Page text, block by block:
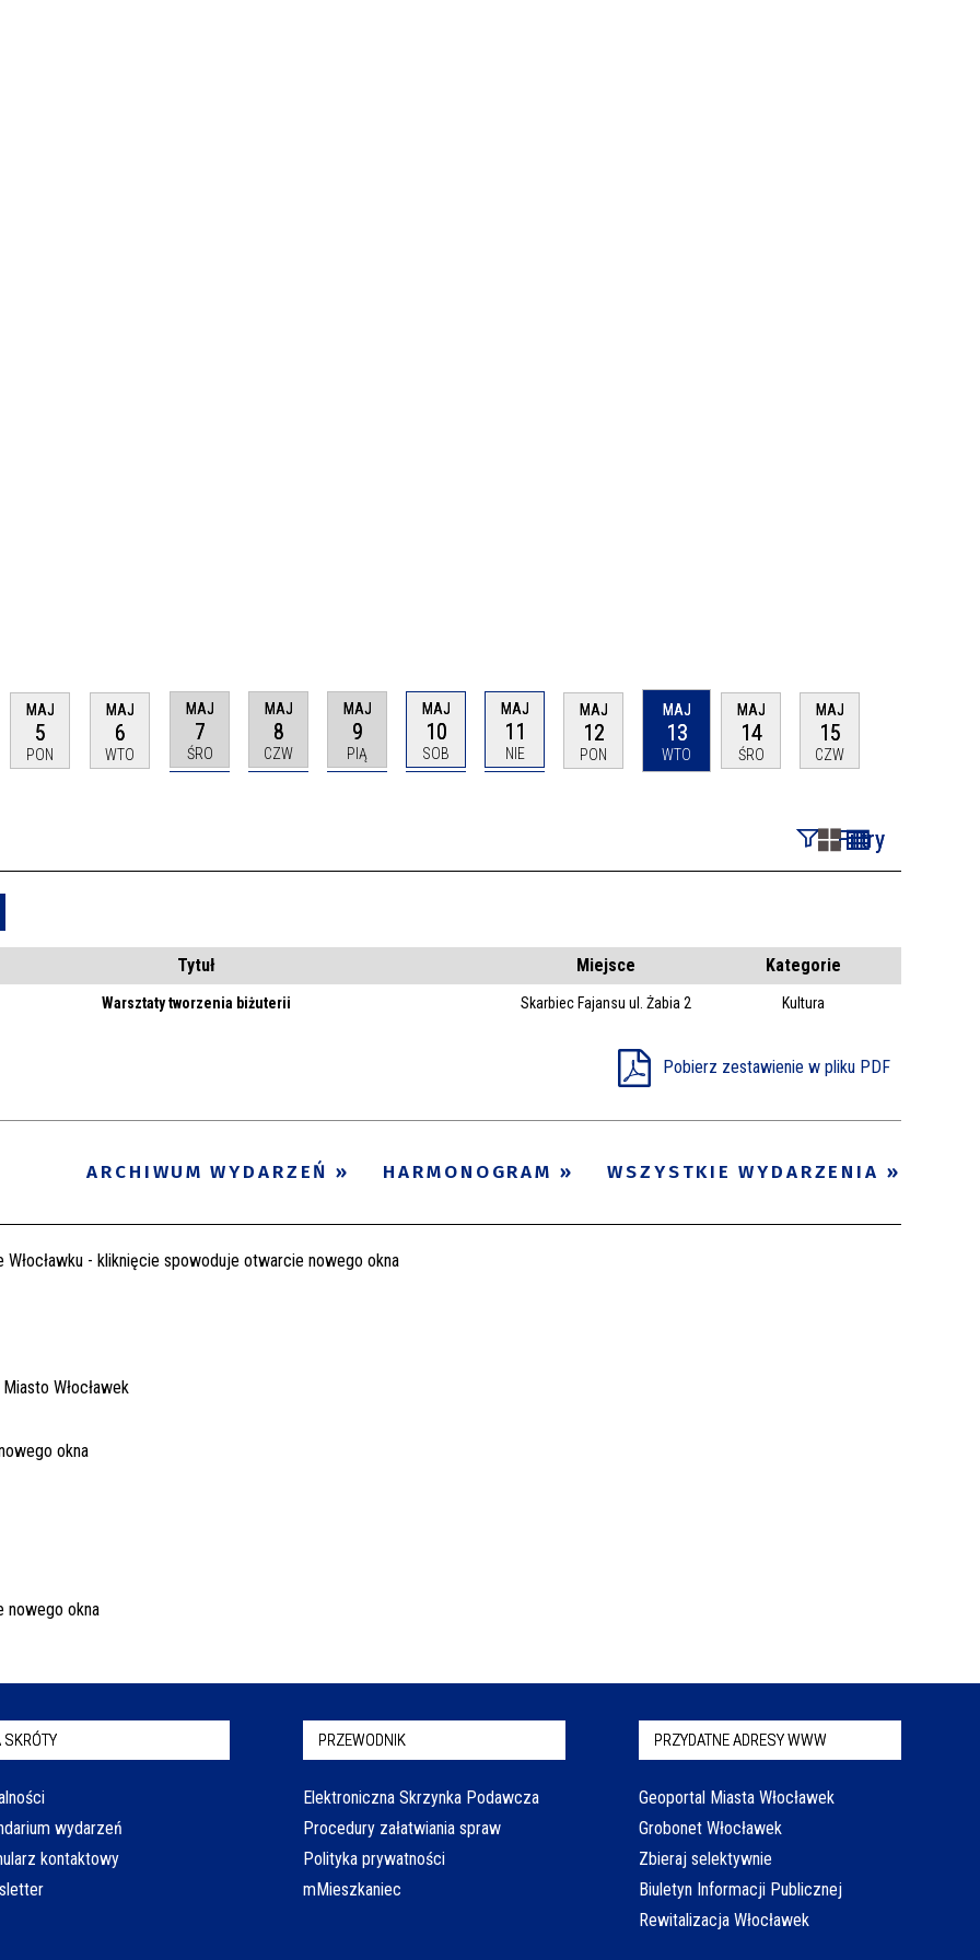
MAJ
5
PON
MAJ
6
WTO
MAJ
7
ŚRO
MAJ
8
CZW
MAJ
9
PIĄ
MAJ
10
SOB
MAJ
11
NIE
MAJ
12
PON
MAJ
13
WTO
MAJ
14
ŚRO
MAJ
15
CZW
Filtry
Kategoria
Promowane
Tytuł Miejsce Kategorie
Warsztaty tworzenia biżuterii Skarbiec Fajansu ul. Żabia 2 Kultura
Pobierz zestawienie w pliku PDF
WSZYSTKIE WYDARZENIA
HARMONOGRAM
ARCHIWUM WYDARZEŃ
SKRÓTY
wydarzeń
kontaktowy
PRZEWODNIK
Elektroniczna Skrzynka Podawcza
Procedury załatwiania spraw
Polityka prywatności
mMieszkaniec
PRZYDATNE ADRESY WWW
Geoportal Miasta Włocławek
Grobonet Włocławek
Zbieraj selektywnie
Biuletyn Informacji Publicznej
Rewitalizacja Włocławek